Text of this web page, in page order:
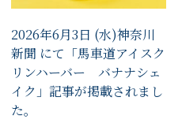
2026年6月3日 (水)神奈川
新聞 にて「馬車道アイスク
リンハーバー バナナシェ
イク」記事が掲載されまし
た。